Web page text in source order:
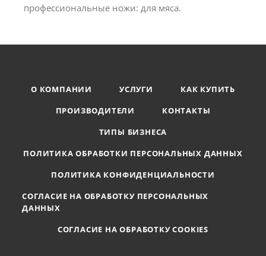
профессиональные ножи: для мяса.
О КОМПАНИИ УСЛУГИ
КАК КУПИТЬ
ПРОИЗВОДИТЕЛИ
КОНТАКТЫ
ТИПЫ БИЗНЕСА
ПОЛИТИКА ОБРАБОТКИ ПЕРСОНАЛЬНЫХ ДАННЫХ
ПОЛИТИКА КОНФИДЕНЦИАЛЬНОСТИ
СОГЛАСИЕ НА ОБРАБОТКУ ПЕРСОНАЛЬНЫХ
ДАННЫХ
СОГЛАСИЕ НА ОБРАБОТКУ COOKIES